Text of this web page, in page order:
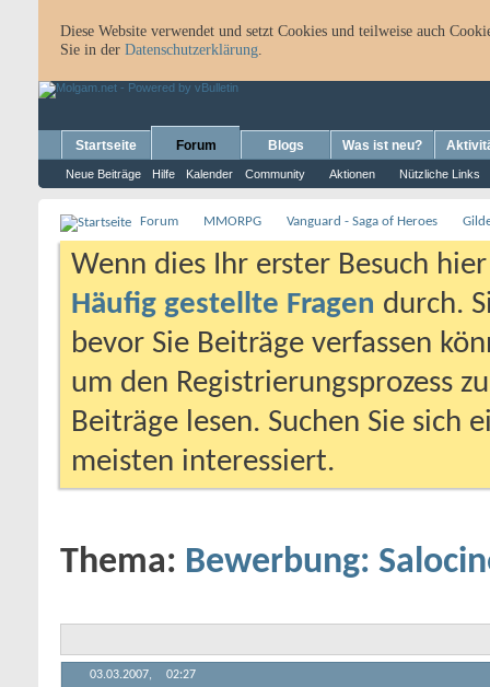
Diese Website verwendet und setzt Cookies und teilweise auch
Sie in der Datenschutzerklärung.
Startseite Forum
Neue Beiträge Hilfe Kalender Community Aktionen Nützliche Links
Blogs Was ist neu?
Forum MMORPG Vanguard - Saga of Heroes
Wenn dies Ihr erster Besuch
Häufig gestellte Fragen durch.
bevor Sie Beiträge verfassen
um den Registrierungsprozess
Beiträge lesen. Suchen Sie sich
meisten interessiert.
Thema: Bewerbung:
03.03.2007, 02:27